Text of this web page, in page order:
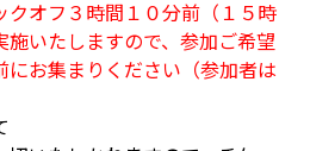
オフ３時間１０分前（１５時
施いたしますので、参加ご希望
お集まりください（参加者は